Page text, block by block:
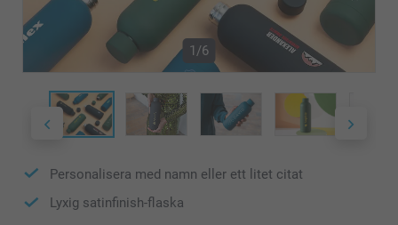
1/6
Personalisera med namn eller ett litet citat
Lyxig satinfinish-flaska